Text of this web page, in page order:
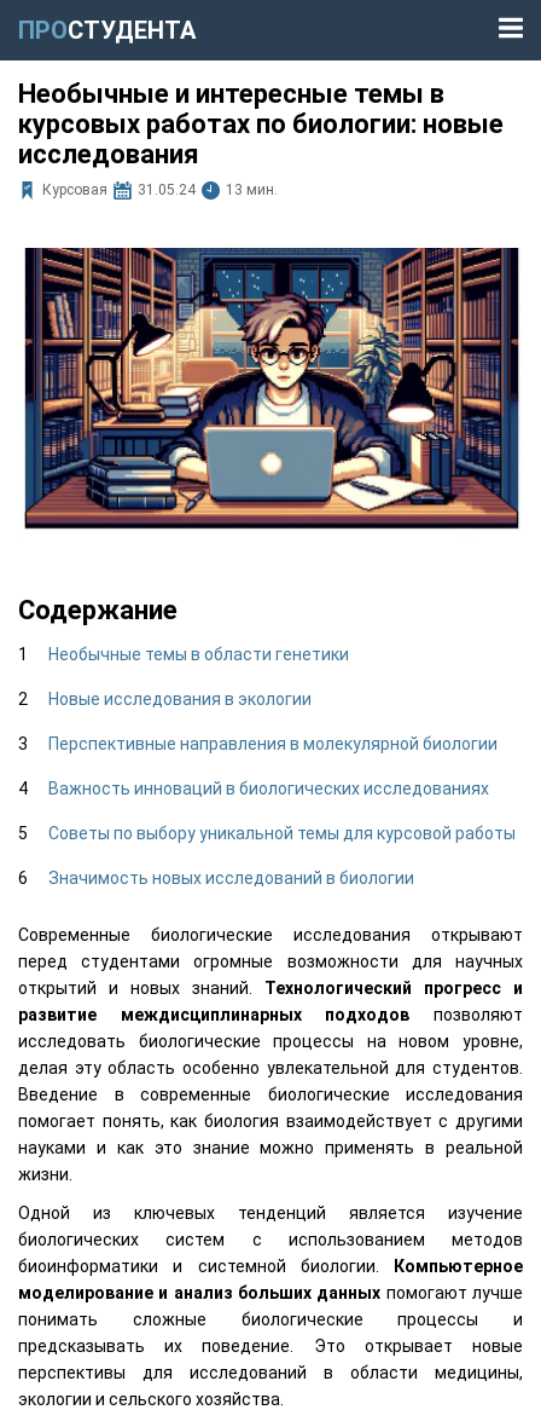
ПРОСТУДЕНТА
Необычные и интересные темы в
курсовых работах по биологии: новые
исследования
Курсовая 31.05.24 13 мин.
Содержание
Необычные темы в области генетики
Новые исследования в экологии
Перспективные направления в молекулярной биологии
Важность инноваций в биологических исследованиях
Советы по выбору уникальной темы для курсовой работы
Значимость новых исследований в биологии
Современные биологические исследования открывают
перед студентами огромные возможности для научных
открытий и новых знаний. Технологический прогресс и
развитие междисциплинарных подходов позволяют
исследовать биологические процессы на новом уровне,
делая эту область особенно увлекательной для студентов.
Введение в современные биологические исследования
помогает понять, как биология взаимодействует с другими
науками и как это знание можно применять в реальной
жизни.
Одной из ключевых тенденций является изучение
биологических систем с использованием методов
биоинформатики и системной биологии.
Компьютерное
моделирование и анализ больших данных помогают лучше
понимать сложные биологические процессы и
предсказывать их поведение. Это открывает новые
перспективы для исследований в области медицины,
экологии и сельского хозяйства.